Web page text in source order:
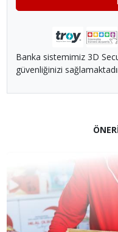
Banka sistemimiz 3D
güvenliğinizi